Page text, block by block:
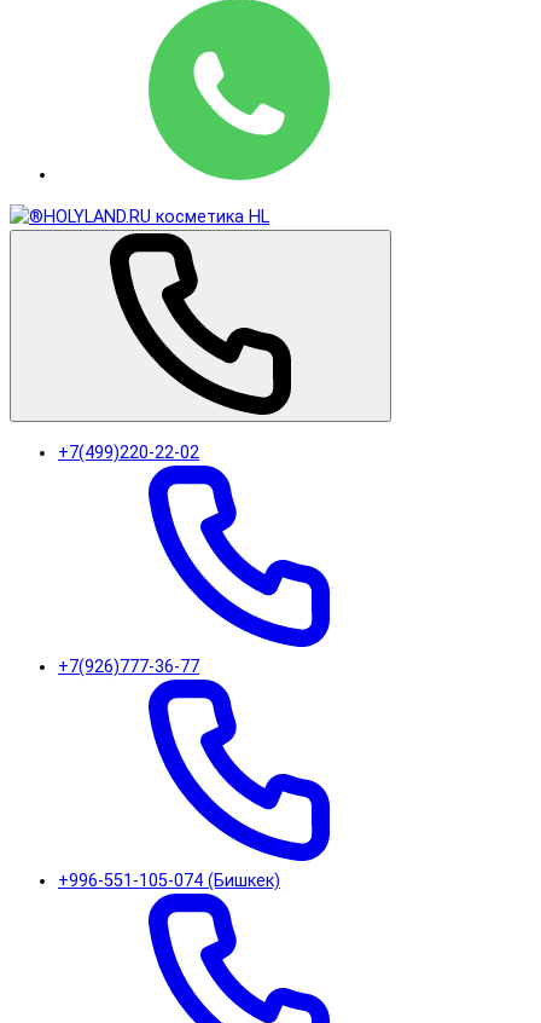
+7(499)220-22-02
+7(926)777-36-77
+996-551-105-074 (Бишкек)